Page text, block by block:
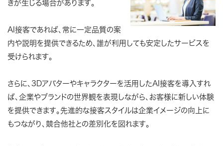
きが生じる場合があります。
AI接客であれば、常に一定品質の案
内や説明を提供できるため、誰が利用しても安定したサービスを
受けられます。
さらに、3Dアバターやキャラクターを活用したAI接客を導入すれ
ば、企業やブランドの世界観を表現しながら、お客様に新しい体験
を提供できます。先進的な接客スタイルは企業イメージの向上に
もつながり、競合他社との差別化を図れます。